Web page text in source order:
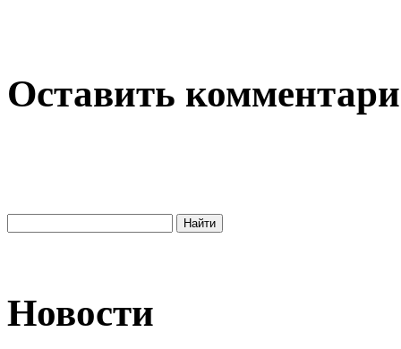
Оставить
Новости